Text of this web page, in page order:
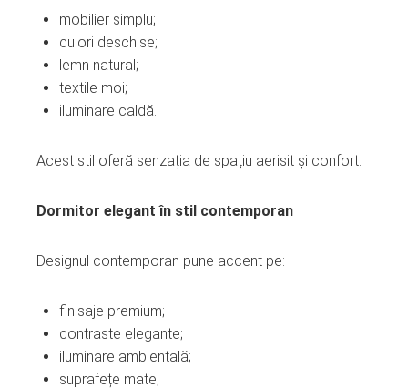
mobilier simplu;
culori deschise;
lemn natural;
textile moi;
iluminare caldă.
Acest stil oferă senzația de spațiu aerisit și confort.
Dormitor elegant în stil contemporan
Designul contemporan pune accent pe:
finisaje premium;
contraste elegante;
iluminare ambientală;
suprafețe mate;